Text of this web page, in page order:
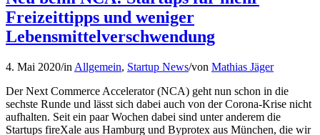
Freizeittipps und weniger
Lebensmittelverschwendung
4. Mai 2020/in Allgemein, Startup News/von Mathias Jäger
Der Next Commerce Accelerator (NCA) geht nun schon in die
sechste Runde und lässt sich dabei auch von der Corona-Krise nicht
aufhalten. Seit ein paar Wochen dabei sind unter anderem die
Startups fireXale aus Hamburg und Byprotex aus München, die wir